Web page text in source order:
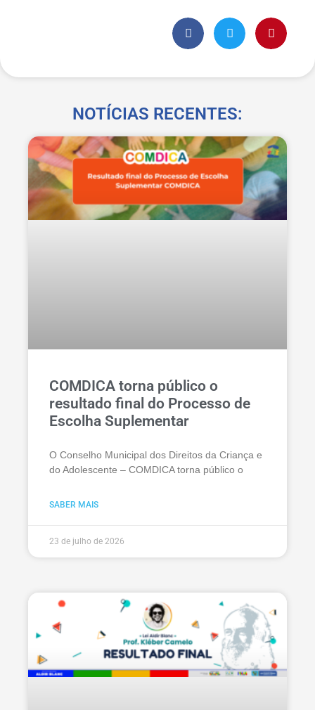
NOTÍCIAS RECENTES:
COMDICA torna público o
resultado final do Processo de
Escolha Suplementar
O Conselho Municipal dos Direitos da Criança e
do Adolescente – COMDICA torna público o
SABER MAIS
23 de julho de 2026